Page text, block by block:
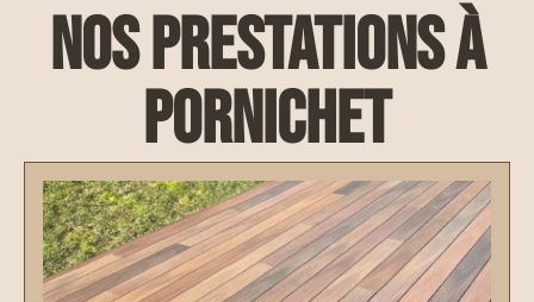
nos prestations à
Pornichet